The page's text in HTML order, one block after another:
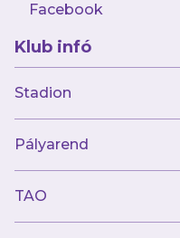
Facebook
Klub infó
Stadion
Pályarend
TAO
Derbi-történelem –